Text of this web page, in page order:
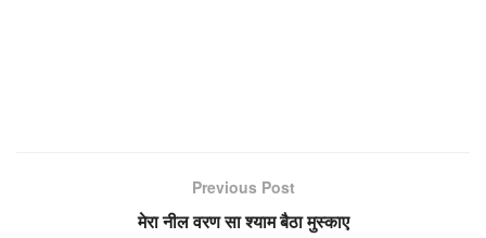
Previous Post
मेरा नील वरण सा श्याम बैठा मुस्काए